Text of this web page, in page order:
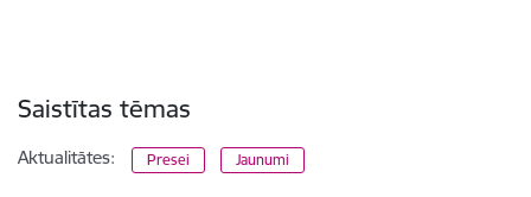
Saistītas tēmas
Aktualitātes: Presei Jaunumi